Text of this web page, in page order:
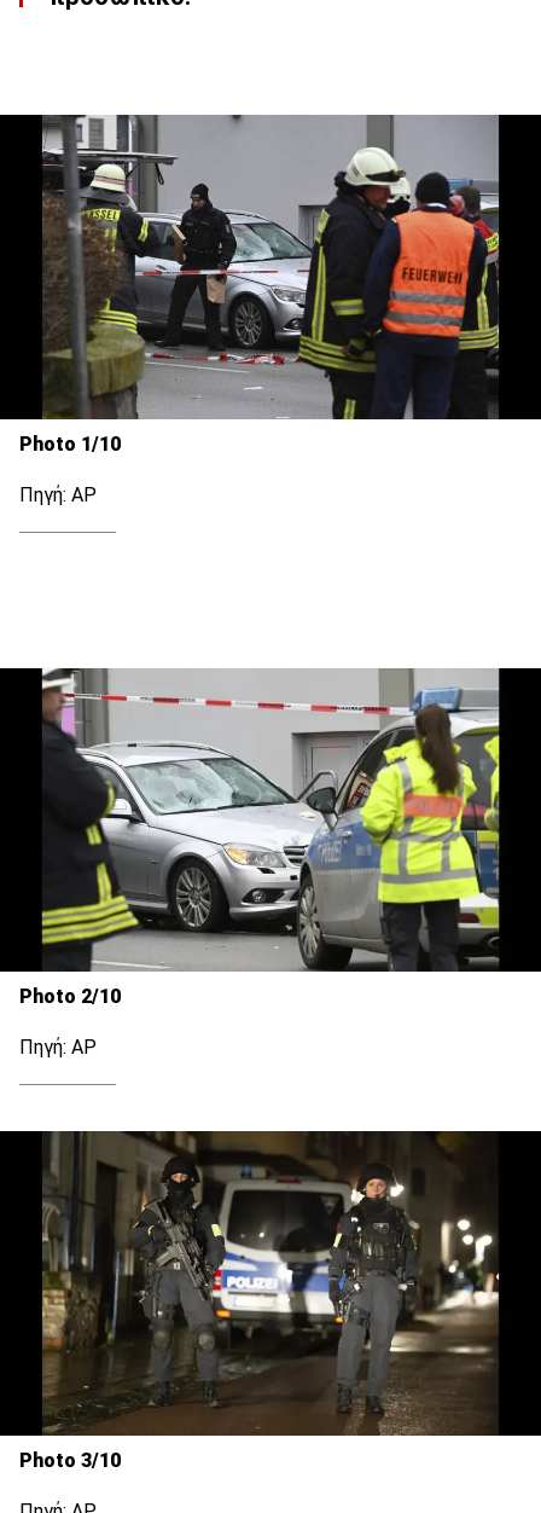
Photo 1/10
Πηγή: ΑΡ
Photo 2/10
Πηγή: ΑΡ
Photo 3/10